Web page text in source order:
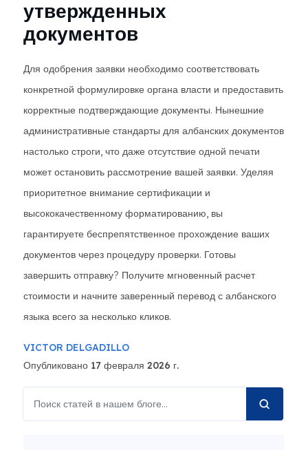
утвержденных
документов
Для одобрения заявки необходимо соответствовать
конкретной формулировке органа власти и предоставить
корректные подтверждающие документы. Нынешние
административные стандарты для албанских документов
настолько строги, что даже отсутствие одной печати
может остановить рассмотрение вашей заявки. Уделяя
приоритетное внимание сертификации и
высококачественному форматированию, вы
гарантируете беспрепятственное прохождение ваших
документов через процедуру проверки. Готовы
завершить отправку? Получите мгновенный расчет
стоимости и начните заверенный перевод с албанского
языка всего за несколько кликов.
VICTOR DELGADILLO
Опубликовано 17 февраля 2026 г.